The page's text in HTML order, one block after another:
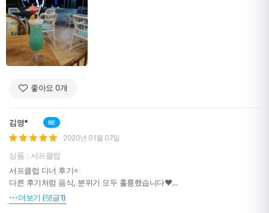
좋아요 0개
김영* RE
2020년 01월 07일
상품 : 서프클럽
서프클럽 디너 후기⭐
다른 후기처럼 음식, 분위기 모두 훌륭했습니다❤
양도 푸짐해서 저랑 제 친구는 음식을 다 못먹을정도였어요ㅠㅠ
운이 좋게도 선셋도 함께 보았는데 분위기가 말로 다 못합니당..❤
더보기 (댓글1)